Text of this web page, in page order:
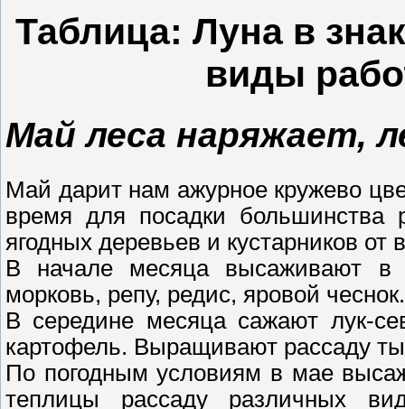
Таблица: Луна в
виды
Май леса наряжает,
Май дарит нам ажурное кружево
время для посадки
ягодных деревьев и кустарников
В начале месяца высаживают в
морковь, репу, редис, яровой чеснок.
В середине месяца сажают лук-
картофель. Выращивают рассаду
По погодным условиям в мае
теплицы рассаду различных